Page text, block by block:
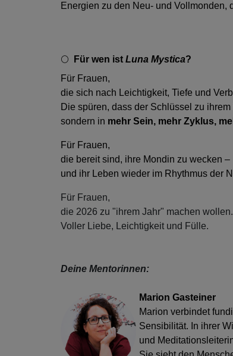
Energien zu den Neu- und Vollmonden,
🌕 Für wen ist Luna Mystica?
Für Frauen,
die sich nach Leichtigkeit, Tiefe und
Die spüren, dass der Schlüssel zu
sondern in mehr Sein, mehr Zyklus,
Für Frauen,
die bereit sind, ihre Mondin zu wecken –
und ihr Leben wieder im Rhythmus der
Für Frauen,
die 2026 zu "ihrem Jahr" machen wollen.
Voller Liebe, Leichtigkeit und Fülle.
Deine Mentorinnen:
Marion Gasteiner
Marion verbindet
Sensibilität. In ihrer
und